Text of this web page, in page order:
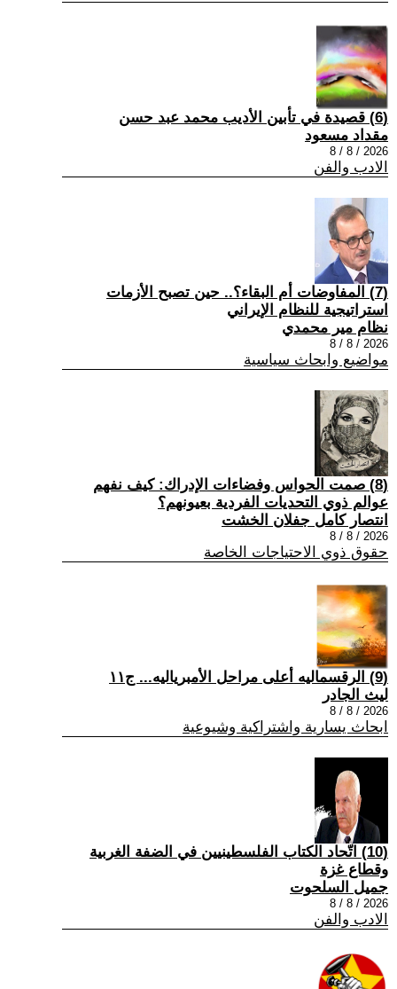
(6) قصيدة في تأبين الأديب محمد عبد حسن
مقداد مسعود
2026 / 8 / 8
الادب والفن
(7) المفاوضات أم البقاء؟.. حين تصبح الأزمات
استراتيجية للنظام الإيراني
نظام مير محمدي
2026 / 8 / 8
مواضيع وابحاث سياسية
(8) صمت الحواس وفضاءات الإدراك: كيف نفهم
عوالم ذوي التحديات الفردية بعيونهم؟
انتصار كامل جفلان الخشت
2026 / 8 / 8
حقوق ذوي الاحتياجات الخاصة
(9) الرقسماليه أعلى مراحل الأمبرياليه... ج١١
ليث الجادر
2026 / 8 / 8
ابحاث يسارية واشتراكية وشيوعية
(10) اتّحاد الكتاب الفلسطينيين في الضفة الغربية
وقطاع غزة
جميل السلحوت
2026 / 8 / 8
الادب والفن